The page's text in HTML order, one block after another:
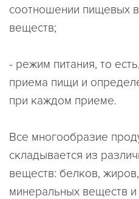
соотношении пищевых
веществ;
- режим питания, то
приема пищи и
при каждом приеме.
Все многообразие
складывается из
веществ: белков,
минеральных веществ